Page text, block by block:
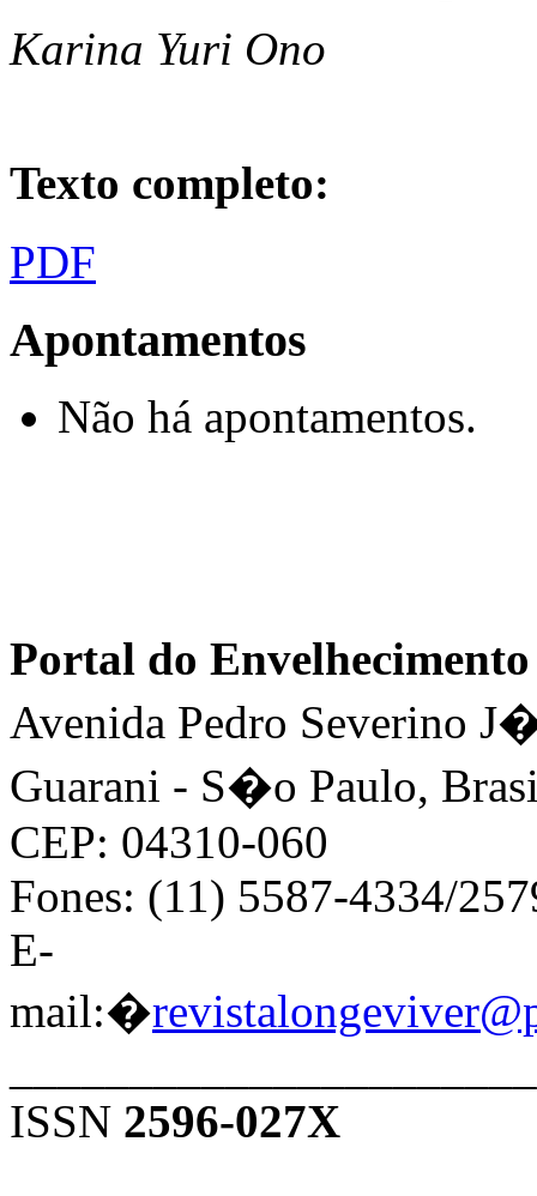
Karina Yuri Ono
Texto completo:
PDF
Apontamentos
Não há apontamentos.
Portal do
Avenida Pedro Severino
Guarani - S�o Paulo,
CEP: 04310-060
Fones: (11) 5587-4334/
E-
mail:�
ISSN 2596-027X